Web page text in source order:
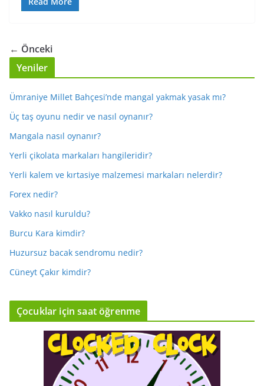
← Önceki
Yeniler
Ümraniye Millet Bahçesi’nde mangal yakmak yasak mı?
Üç taş oyunu nedir ve nasıl oynanır?
Mangala nasıl oynanır?
Yerli çikolata markaları hangileridir?
Yerli kalem ve kırtasiye malzemesi markaları nelerdir?
Forex nedir?
Vakko nasıl kuruldu?
Burcu Kara kimdir?
Huzursuz bacak sendromu nedir?
Cüneyt Çakır kimdir?
Çocuklar için saat öğrenme